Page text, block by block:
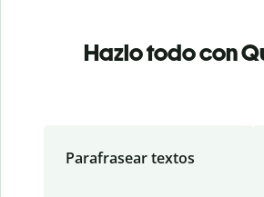
Hazlo todo con
Parafrasear textos